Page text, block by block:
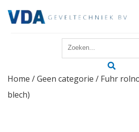
Reparatie
Home /Geen categorie / Fuhr
blech)